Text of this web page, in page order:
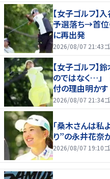
【女子ゴルフ】
予選落ち→首
に再出発
2026/08/07 21:43
【女子ゴルフ】
のではなく…」
付の理由明かす
2026/08/07 21:34
「桑木さんは私
り”の永井花奈
2026/08/07 19:10